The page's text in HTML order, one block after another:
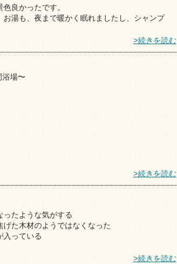
良かったです。
湯も、夜まで暖かく眠れましたし、シャンプ
>続きを読む
浴場〜
>続きを読む
ったような気がする
た木材のようではなくなった
入っている
>続きを読む